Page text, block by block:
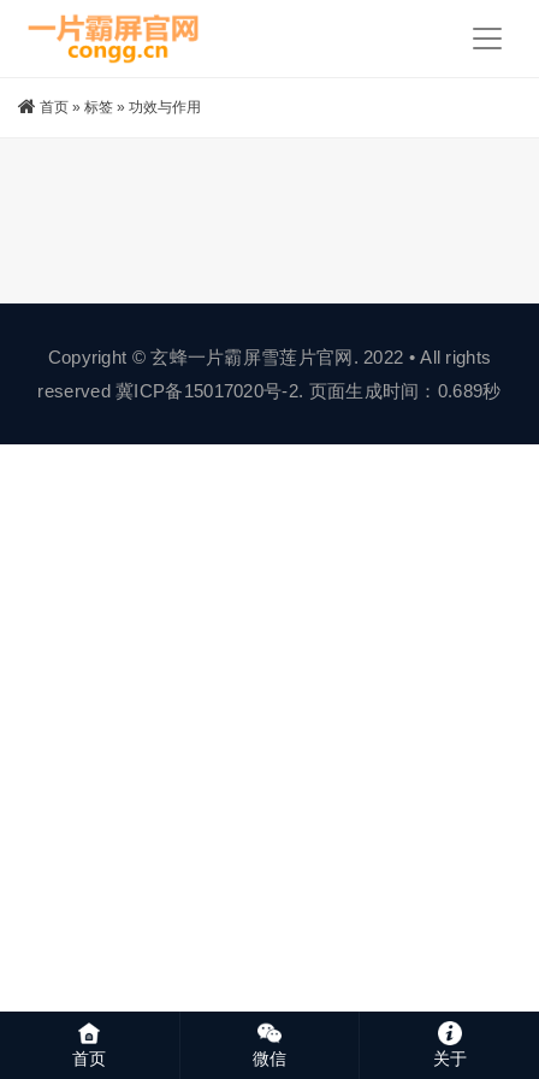
首页 » 标签 » 功效与作用
Copyright © 玄蜂一片霸屏雪莲片官网. 2022 • All rights
reserved冀ICP备15017020号-2. 页面生成时间：0.689秒
首页 微信 关于